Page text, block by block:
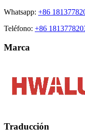
Whatsapp: +86
Teléfono: +86
Marca
Traducción